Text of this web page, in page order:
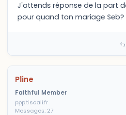
J'attends réponse de la part
pour quand ton mariage Seb?
Pline
Faithful Member
ppp.tiscali.fr
Messages: 27